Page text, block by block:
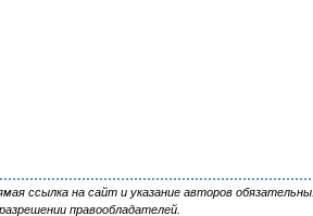
ссылка на сайт и указание авторов обязательны.
правообладателей.